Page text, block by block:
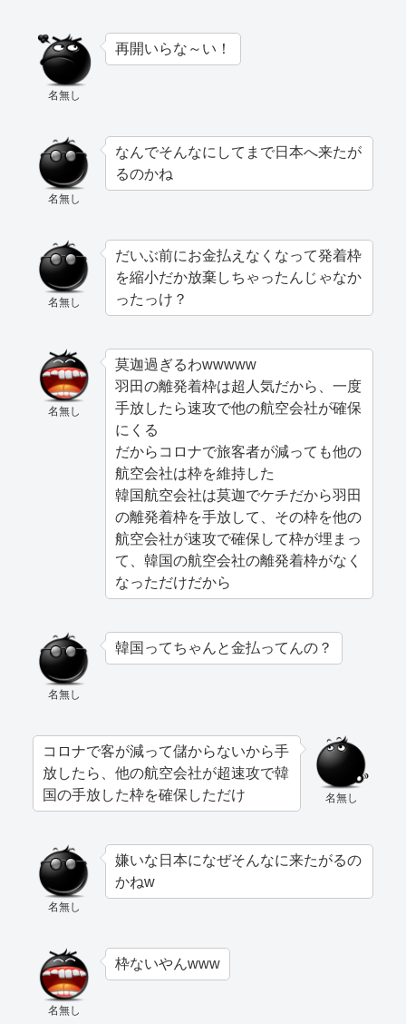
名無し
再開いらな～い！
名無し
なんでそんなにしてまで日本へ来たが
るのかね
名無し
だいぶ前にお金払えなくなって発着枠
を縮小だか放棄しちゃったんじゃなか
ったっけ？
名無し
莫迦過ぎるわwwwww
羽田の離発着枠は超人気だから、一度
手放したら速攻で他の航空会社が確保
にくる
だからコロナで旅客者が減っても他の
航空会社は枠を維持した
韓国航空会社は莫迦でケチだから羽田
の離発着枠を手放して、その枠を他の
航空会社が速攻で確保して枠が埋まっ
て、韓国の航空会社の離発着枠がなく
なっただけだから
名無し
韓国ってちゃんと金払ってんの？
名無し
コロナで客が減って儲からないから手
放したら、他の航空会社が超速攻で韓
国の手放した枠を確保しただけ
名無し
嫌いな日本になぜそんなに来たがるの
かねw
名無し
枠ないやんwww